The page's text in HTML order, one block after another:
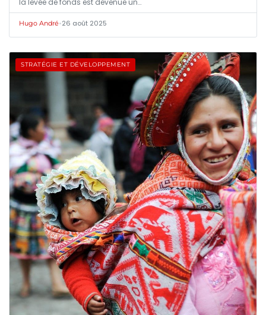
Hugo André•26 août 2025
STRATÉGIE ET DÉVELOPPEMENT